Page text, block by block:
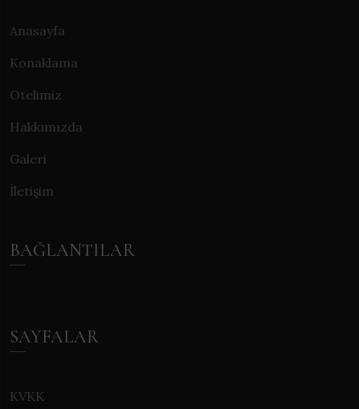
Anasayfa
Konaklama
Otelimiz
Hakkımızda
Galeri
İletişim
BAĞLANTILAR
SAYFALAR
KVKK